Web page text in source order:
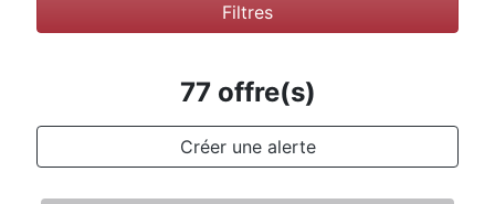
Soutenez-nous
Conditions
Filtres
77 offre(s)
Créer une alerte